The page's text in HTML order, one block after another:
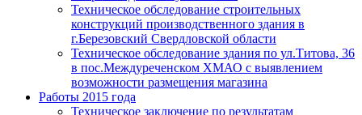
Техническое обследование строительных
конструкций производственного здания в
г.Березовский Свердловской области
Техническое обследование здания по ул.Титова, 36
в пос.Междуреченском ХМАО с выявлением
возможности размещения магазина
Работы 2015 года
Техническое заключение по результатам